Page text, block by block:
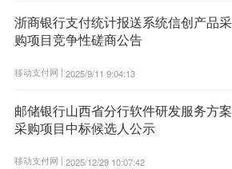
浙商银行支付统计报送系统信创产品采
购项目竞争性磋商公告
移动支付网 | 2025/9/11 9:04:13
邮储银行山西省分行软件研发服务方案
采购项目中标候选人公示
移动支付网 | 2025/12/29 10:07:42